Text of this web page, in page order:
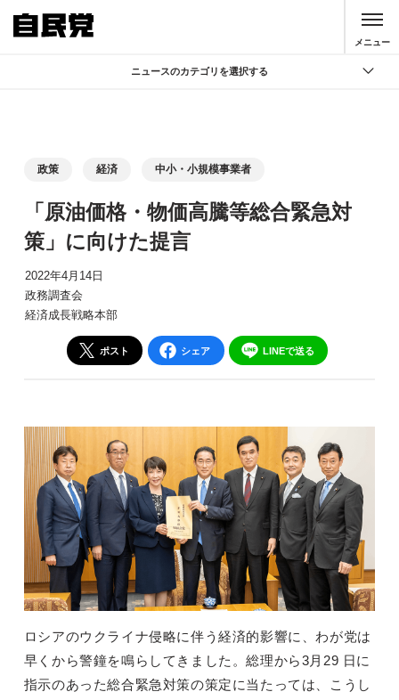
メニュー
ニュースのカテゴリを選択する
記者会見
政策 経済 中小・小規模事業者
「原油価格・物価高騰等総合緊急対
策」に向けた提言
2022年4月14日
政務調査会
経済成長戦略本部
ポスト シェア LINEで送る
ロシアのウクライナ侵略に伴う経済的影響に、わが党は
早くから警鐘を鳴らしてきました。総理から3月29 日に
指示のあった総合緊急対策の策定に当たっては、こうし